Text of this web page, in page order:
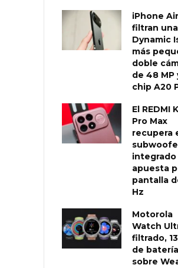
iPhone
filtran una
Dynamic
más
doble
de 48 MP
chip A20
El REDMI
Pro Max
recupera
integrado
apuesta
pantalla
Hz
Motorola
Watch
filtrado,
de batería
sobre